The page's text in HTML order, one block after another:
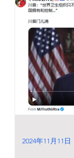
2024年11月11日